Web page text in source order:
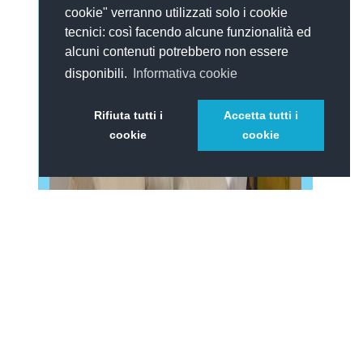
cookie" verranno utilizzati solo i cookie
tecnici: così facendo alcune funzionalità ed
alcuni contenuti potrebbero non essere
disponibili.
Informativa cookie
Rifiuta tutti i
cookie
Accetta tutti i
cookie